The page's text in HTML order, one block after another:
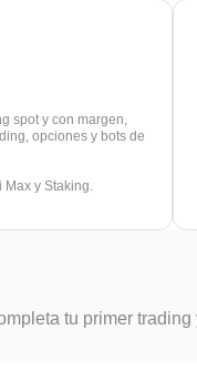
spot y con margen,
opciones y bots de
Max y Staking.
tu primer